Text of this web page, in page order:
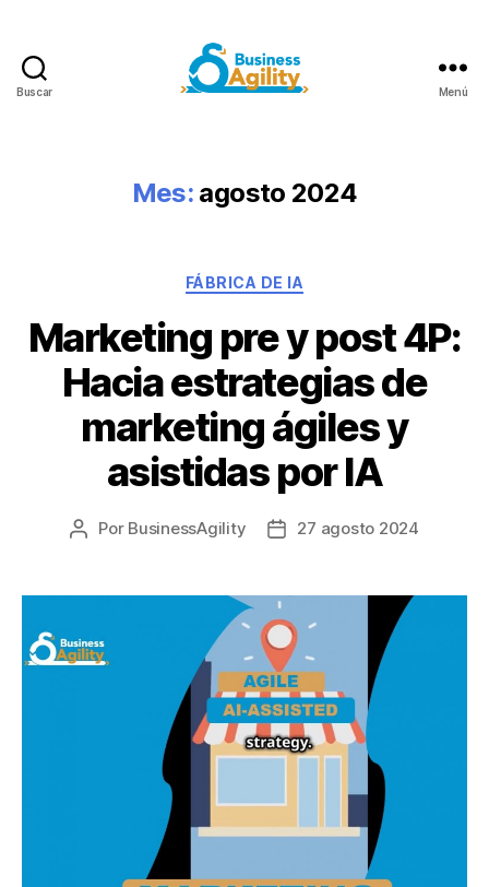
Buscar Menú
Mes: agosto 2024
Categorías
FÁBRICA DE IA
Marketing pre y post 4P:
Hacia estrategias de
marketing ágiles y
asistidas por IA
Autor
publicación
Por BusinessAgility
Fecha
publicación
27 agosto 2024